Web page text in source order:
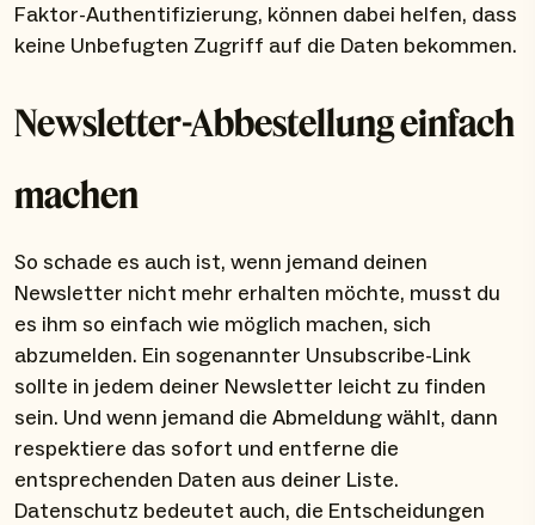
Faktor-Authentifizierung, können dabei helfen, dass
keine Unbefugten Zugriff auf die Daten bekommen.
Newsletter-Abbestellung einfach
machen
So schade es auch ist, wenn jemand deinen
Newsletter nicht mehr erhalten möchte, musst du
es ihm so einfach wie möglich machen, sich
abzumelden. Ein sogenannter Unsubscribe-Link
sollte in jedem deiner Newsletter leicht zu finden
sein. Und wenn jemand die Abmeldung wählt, dann
respektiere das sofort und entferne die
entsprechenden Daten aus deiner Liste.
Datenschutz bedeutet auch, die Entscheidungen